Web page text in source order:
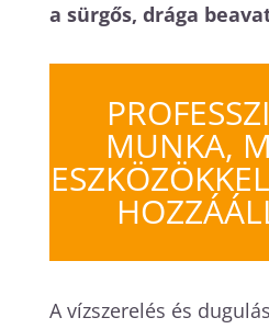
a sürgős, drága
MUNKA,
A vízszerelés és